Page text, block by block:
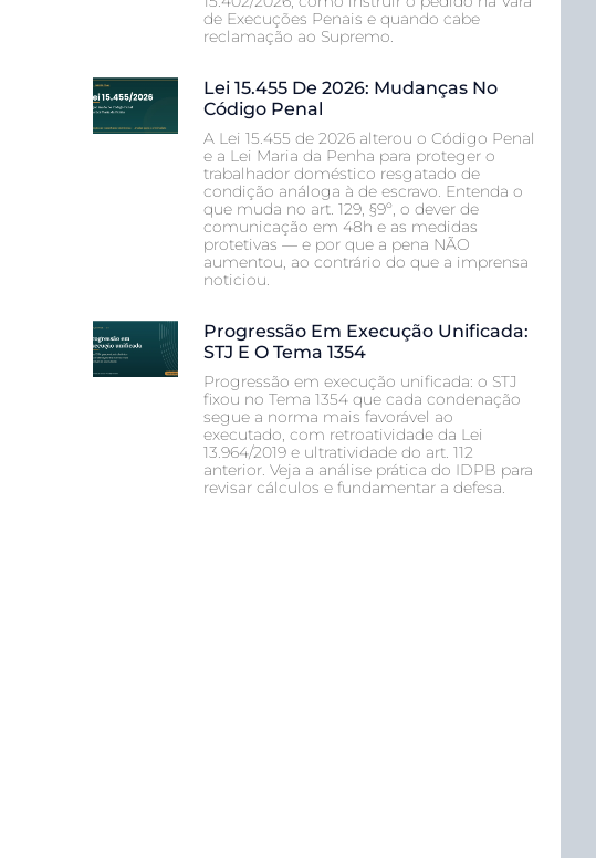
de Execuções Penais e quando cabe
reclamação ao Supremo.
Lei 15.455 De 2026: Mudanças No
Código Penal
A Lei 15.455 de 2026 alterou o Código Penal
e a Lei Maria da Penha para proteger o
trabalhador doméstico resgatado de
condição análoga à de escravo. Entenda o
que muda no art. 129, §9º, o dever de
comunicação em 48h e as medidas
protetivas — e por que a pena NÃO
aumentou, ao contrário do que a imprensa
noticiou.
Progressão Em Execução Unificada:
STJ E O Tema 1354
Progressão em execução unificada: o STJ
fixou no Tema 1354 que cada condenação
segue a norma mais favorável ao
executado, com retroatividade da Lei
13.964/2019 e ultratividade do art. 112
anterior. Veja a análise prática do IDPB para
revisar cálculos e fundamentar a defesa.